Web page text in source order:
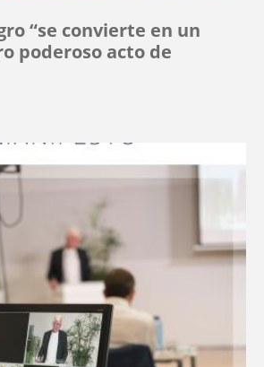
“se convierte en un
poderoso acto de